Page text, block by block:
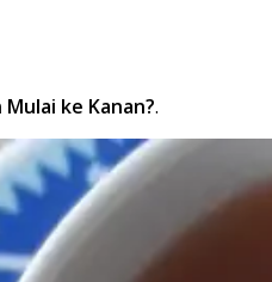
ke Kanan?.